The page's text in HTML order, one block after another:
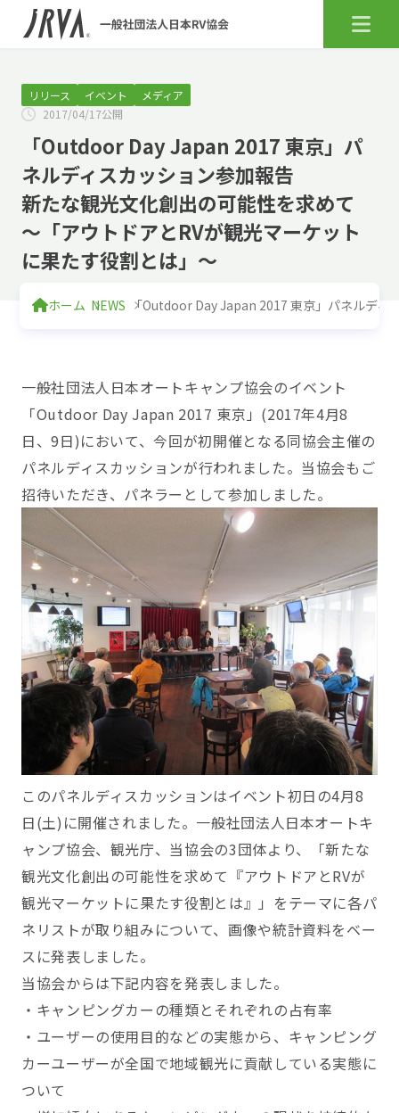
リリース イベント
メディア
2017/04/17公開
「Outdoor Day Japan 2017 東京」パ
ネルディスカッション参加報告
新たな観光文化創出の可能性を求めて
～「アウトドアとRVが観光マーケット
に果たす役割とは」～
ホーム NEWS 「Outdoor Day Japan 2017 東京」パネルディ
一般社団法人日本オートキャンプ協会のイベント
「Outdoor Day Japan 2017 東京」(2017年4月8
日、9日)において、今回が初開催となる同協会主催の
パネルディスカッションが行われました。当協会もご
招待いただき、パネラーとして参加しました。
このパネルディスカッションはイベント初日の4月8
日(土)に開催されました。一般社団法人日本オートキ
ャンプ協会、観光庁、当協会の3団体より、「新たな
観光文化創出の可能性を求めて『アウトドアとRVが
観光マーケットに果たす役割とは』」をテーマに各パ
ネリストが取り組みについて、画像や統計資料をベー
スに発表しました。
当協会からは下記内容を発表しました。
・キャンピングカーの種類とそれぞれの占有率
・ユーザーの使用目的などの実態から、キャンピング
カーユーザーが全国で地域観光に貢献している実態に
ついて